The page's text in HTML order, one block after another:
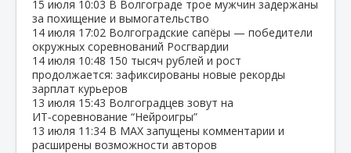
15 июля 10:03 В Волгограде трое мужчин задержаны
за похищение и вымогательство
14 июля 17:02 Волгоградские сапёры — победители
окружных соревнований Росгвардии
14 июля 10:48 150 тысяч рублей и рост
продолжается: зафиксированы новые рекорды
зарплат курьеров
13 июля 15:43 Волгоградцев зовут на
ИТ‑соревнование “Нейроигры”
13 июля 11:34 В МАХ запущены комментарии и
расширены возможности авторов